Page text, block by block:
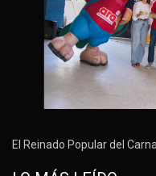
El Reinado Popular del